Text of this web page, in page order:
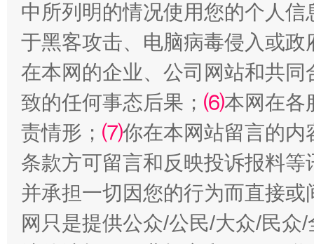
揭批美国五大"原罪" "炒
中所列明的情况使用您的个人
于黑客攻击、电脑病毒侵入或
在本网的企业、公司网站和共
致的任何事态后果； ⑹本网在各
责情形； ⑺你在本网站留言的内
条款方可留言和反映投诉报料
并承担一切因您的行为而直接
网只是提供公众/公民/大众/民